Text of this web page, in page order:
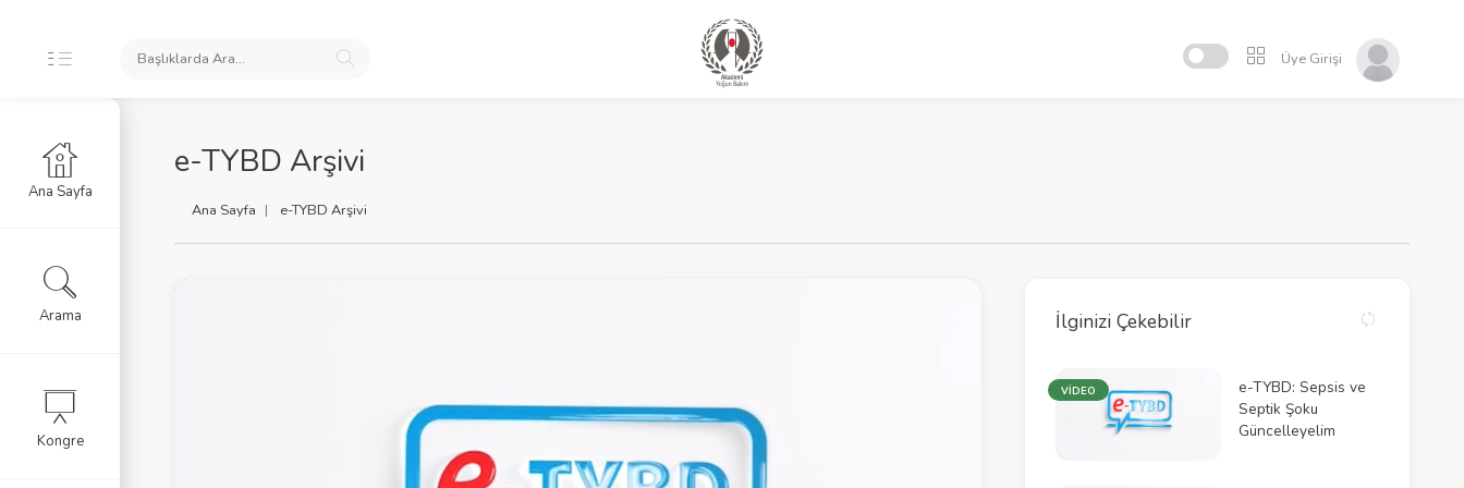
Üye Girişi
e-TYBD Arşivi
Ana Sayfa e-TYBD Arşivi
İlginizi Çekebilir
VİDEO
e-TYBD: Sepsis ve
Septik Şoku
Güncelleyelim
Ana Sayfa
Arama
Kongre